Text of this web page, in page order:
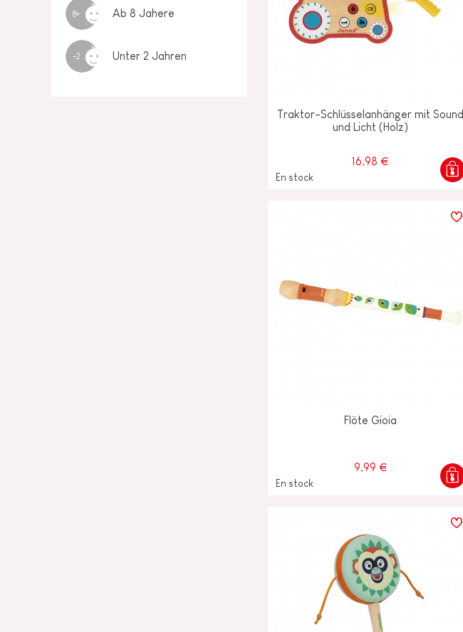
8+ Ab 8 Jahere
-2 Unter 2 Jahren
Traktor-Schlüsselanhänger mit Sound
und Licht (Holz)
16,98 €
En stock
Flöte Gioia
9,99 €
En stock